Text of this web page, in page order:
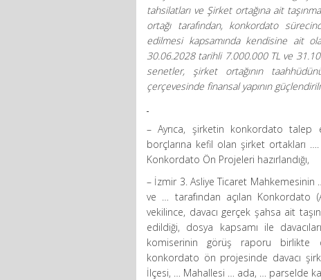
tahsilatları ve Şirket ortağına ait
ortağı tarafından, konkordato
edilmesi kapsamında kendisine ait
30.06.2028 tarihli 7.000.000 TL ve
senetler, şirket ortağının
çerçevesinde finansal yapının
– Ayrıca, şirketin konkordato talep
borçlarına kefil olan şirket ortakları
Konkordato Ön Projeleri hazırlandığı,
– İzmir 3. Asliye Ticaret Mahkemesinin
ve … tarafından açılan Konkordato
vekilince, davacı gerçek şahsa ait
edildiği, dosya kapsamı ile
komiserinin görüş raporu birlikte
konkordato ön projesinde davacı
İlçesi, … Mahallesi … ada, … parselde